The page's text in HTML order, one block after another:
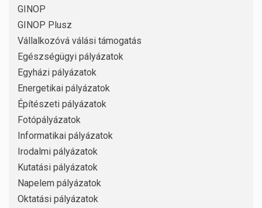
GINOP
GINOP Plusz
Vállalkozóvá válási támogatás
Egészségügyi pályázatok
Egyházi pályázatok
Energetikai pályázatok
Építészeti pályázatok
Fotópályázatok
Informatikai pályázatok
Irodalmi pályázatok
Kutatási pályázatok
Napelem pályázatok
Oktatási pályázatok